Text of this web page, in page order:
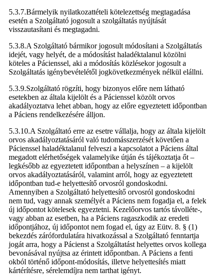
5.3.7.Bármelyik nyilatkozattételi kötelezettség megtagadása
esetén a Szolgáltató jogosult a szolgáltatás nyújtását
visszautasítani és megtagadni.
5.3.8.A Szolgáltató bármikor jogosult módosítani a Szolgáltatás
idejét, vagy helyét, de a módosítást haladéktalanul közölni
köteles a Pácienssel, aki a módosítás közlésekor jogosult a
Szolgáltatás igénybevételétől jogkövetkezmények nélkül elállni.
5.3.9.Szolgáltató rögzíti, hogy bizonyos előre nem látható
esetekben az általa kijelölt és a Pácienssel közölt orvos
akadályoztatva lehet abban, hogy az előre egyeztetett időpontban
a Páciens rendelkezésére álljon.
5.3.10.A Szolgáltató erre az esetre vállalja, hogy az általa kijelölt
orvos akadályoztatásáról való tudomásszerzését követően a
Pácienssel haladéktalanul felveszi a kapcsolatot a Páciens által
megadott elérhetőségek valamelyike útján és tájékoztatja őt –
legkésőbb az egyeztetett időpontban a helyszínen – a kijelölt
orvos akadályoztatásáról, valamint arról, hogy az egyeztetett
időpontban tud-e helyettesítő orvosról gondoskodni.
Amennyiben a Szolgáltató helyettesítő orvosról gondoskodni
nem tud, vagy annak személyét a Páciens nem fogadja el, a felek
új időpontot kötelesek egyeztetni. Kezelőorvos tartós távolléte-,
vagy abban az esetben, ha a Páciens ragaszkodik az eredeti
időpontjához, új időpontot nem fogad el, úgy az Eütv. 8. § (1)
bekezdés zárófordulatára hivatkozással a Szolgáltató fenntartja
jogát arra, hogy a Pácienst a Szolgáltatást helyettes orvos kollega
bevonásával nyújtsa az érintett időpontban. A Páciens a fenti
okból történő időpont-módosítás, illetve helyettesítés miatt
kártérítésre, sérelemdíjra nem tarthat igényt.